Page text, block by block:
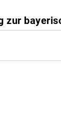
zur